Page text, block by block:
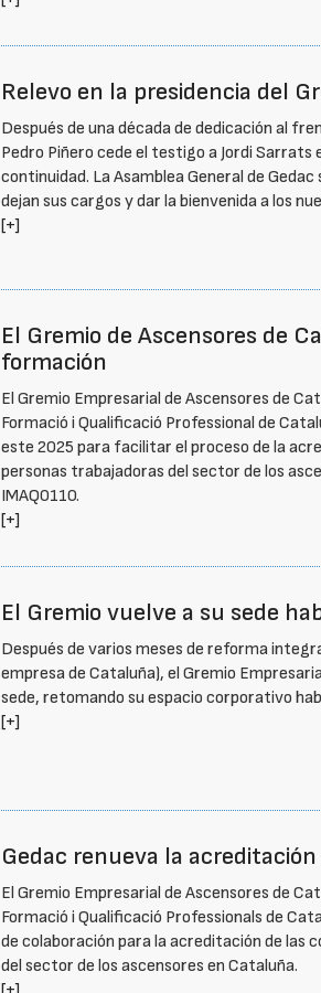
Relevo en la presidencia del
Después de una década de dedicación al
Pedro Piñero cede el testigo a Jordi
continuidad. La Asamblea General de
dejan sus cargos y dar la bienvenida a los
[+]
El Gremio de Ascensores de
formación
El Gremio Empresarial de Ascensores de
Formació i Qualificació Professional de
este 2025 para facilitar el proceso de la
personas trabajadoras del sector de los
IMAQ0110.
[+]
El Gremio vuelve a su sede
Después de varios meses de reforma
empresa de Cataluña), el Gremio
sede, retomando su espacio corporativo
[+]
Gedac renueva la
El Gremio Empresarial de Ascensores de
Formació i Qualificació Professionals de
de colaboración para la acreditación de las
del sector de los ascensores en Cataluña.